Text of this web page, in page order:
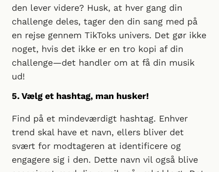
den lever videre? Husk, at hver gang din
challenge deles, tager den din sang med på
en rejse gennem TikToks univers. Det gør ikke
noget, hvis det ikke er en tro kopi af din
challenge—det handler om at få din musik
ud!
5. Vælg et hashtag, man husker!
Find på et mindeværdigt hashtag. Enhver
trend skal have et navn, ellers bliver det
svært for modtageren at identificere og
engagere sig i den. Dette navn vil også blive